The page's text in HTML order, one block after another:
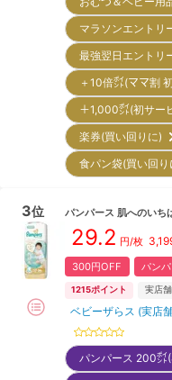
マラソンエント
最強翌日エント
＋10倍㌽(ママ割
＋1,000㌽(初サ
楽券(買い回りに)
食パン袋(買い回
3位 パンパース 肌へのいち
29.2 円/枚
300円OFF パン
1215ポイント 実店舗
ベビーザらス (実店
パンパース 200